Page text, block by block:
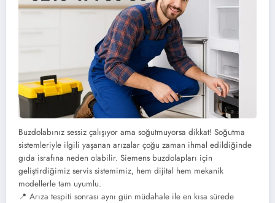
Buzdolabınız sessiz çalışıyor ama soğutmuyorsa dikkat! Soğutma
sistemleriyle ilgili yaşanan arızalar çoğu zaman ihmal edildiğinde
gıda israfına neden olabilir. Siemens buzdolapları için
geliştirdiğimiz servis sistemimiz, hem dijital hem mekanik
modellerle tam uyumlu.
📍 Arıza tespiti sonrası aynı gün müdahale ile en kısa sürede